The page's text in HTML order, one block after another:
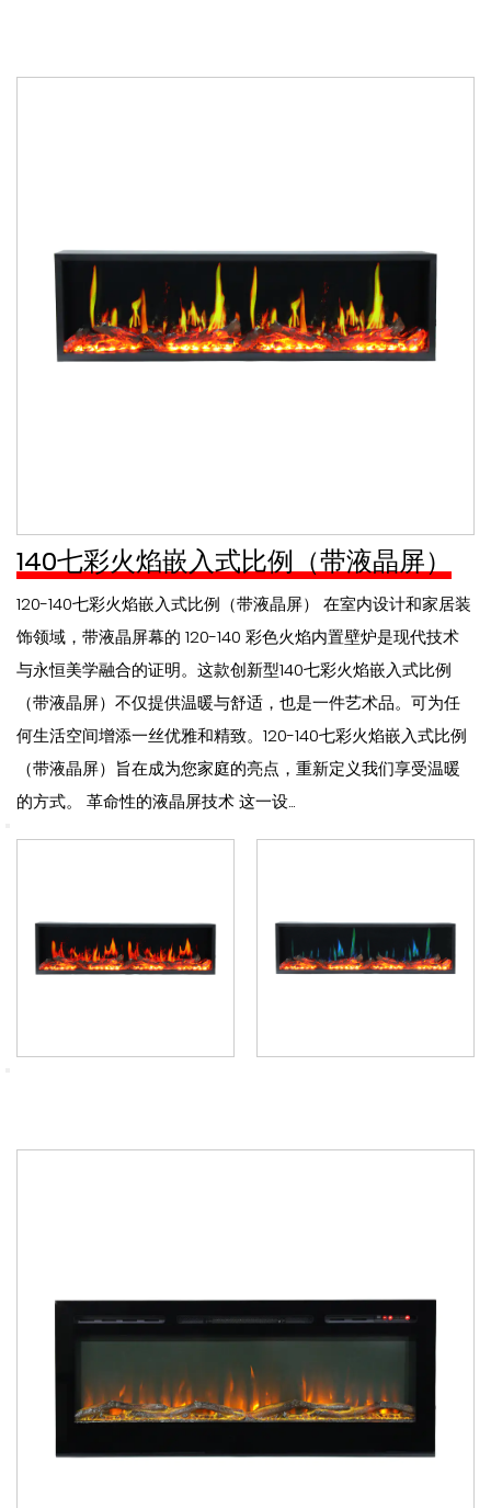
140七彩火焰嵌入式比例（带液晶屏）
120-140七彩火焰嵌入式比例（带液晶屏） 在室内设计和家居装
饰领域，带液晶屏幕的 120-140 彩色火焰内置壁炉是现代技术
与永恒美学融合的证明。这款创新型140七彩火焰嵌入式比例
（带液晶屏）不仅提供温暖与舒适，也是一件艺术品。可为任
何生活空间增添一丝优雅和精致。120-140七彩火焰嵌入式比例
（带液晶屏）旨在成为您家庭的亮点，重新定义我们享受温暖
的方式。 革命性的液晶屏技术 这一设...